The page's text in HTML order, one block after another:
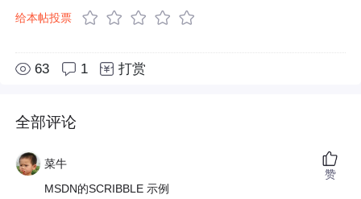
给本帖投票
63 1 打赏
全部评论
菜牛
MSDN的SCRIBBLE 示例
赞